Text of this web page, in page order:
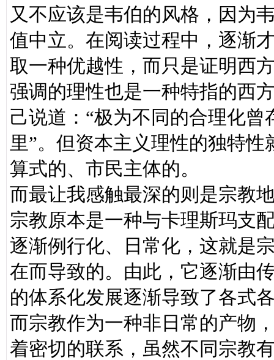
又不应该是韦伯的风格，因为
值中立。在阅读过程中，逐渐
取一种优越性，而只是证明西
强调的理性也是一种特指的西
己说道：“极为不同的合理化
里”。但资本主义理性的独特
算式的、市民主体的。
而最让我感触最深的则是宗教
宗教原本是一种与卡理斯玛支
逐渐例行化、日常化，这就是
在而导致的。由此，它逐渐由
的体系化发展逐渐导致了各式
而宗教作为一种非日常的产物
着密切的联系，虽然不同宗教